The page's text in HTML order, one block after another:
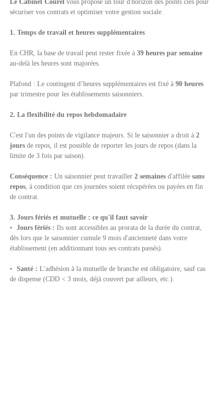
Le Cabinet Courel vous propose un tour d'horizon des points clés pour
sécuriser vos contrats et optimiser votre gestion sociale.
1. Temps de travail et heures supplémentaires
En CHR, la base de travail peut rester fixée à 39 heures par semaine
au-delà les heures sont majorées.
Plafond : Le contingent d’heures supplémentaires est fixé à 90 heures
par trimestre pour les établissements saisonniers.
2. La flexibilité du repos hebdomadaire
C'est l'un des points de vigilance majeurs. Si le saisonnier a droit à 2
jours de repos, il est possible de reporter les jours de repos (dans la
limite de 3 fois par saison).
Conséquence : Un saisonnier peut travailler 2 semaines d'affilée sans
repos, à condition que ces journées soient récupérées ou payées en fin
de contrat.
3. Jours fériés et mutuelle : ce qu'il faut savoir
Jours fériés : Ils sont accessibles au prorata de la durée du contrat,
dès lors que le saisonnier cumule 9 mois d'ancienneté dans votre
établissement (en additionnant tous ses contrats passés).
Santé : L'adhésion à la mutuelle de branche est obligatoire, sauf cas
de dispense (CDD < 3 mois, déjà couvert par ailleurs, etc.).